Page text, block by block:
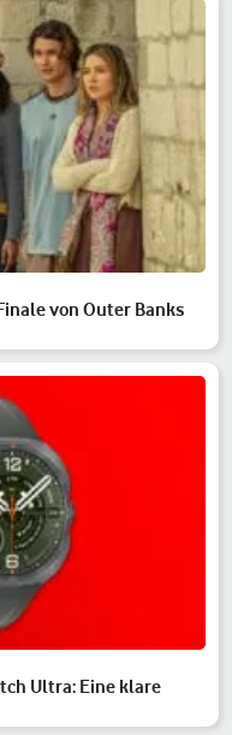
von Outer Banks
Ultra: Eine klare